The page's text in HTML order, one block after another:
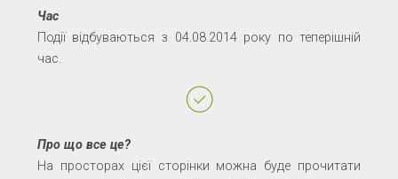
Час
Події відбуваються з 04.08.2014 року по теперішній
час.
Про що все це?
На просторах цієї сторінки можна буде прочитати